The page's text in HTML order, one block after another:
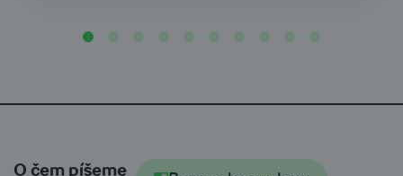
O čem píšeme